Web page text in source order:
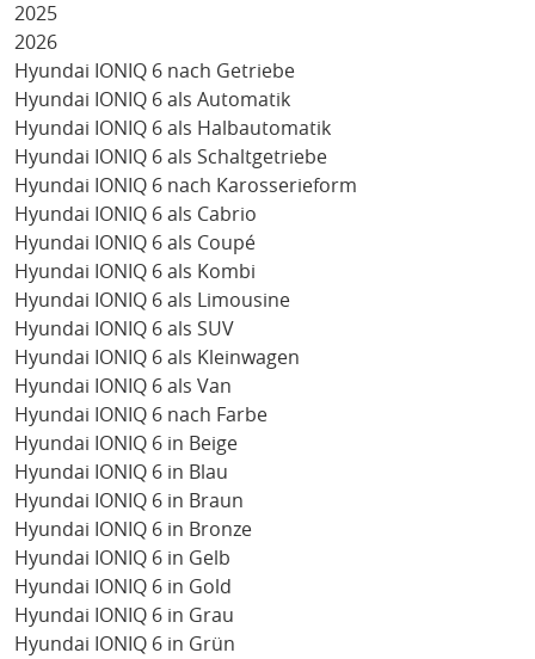
2025
2026
Hyundai IONIQ 6 nach Getriebe
Hyundai IONIQ 6 als Automatik
Hyundai IONIQ 6 als Halbautomatik
Hyundai IONIQ 6 als Schaltgetriebe
Hyundai IONIQ 6 nach Karosserieform
Hyundai IONIQ 6 als Cabrio
Hyundai IONIQ 6 als Coupé
Hyundai IONIQ 6 als Kombi
Hyundai IONIQ 6 als Limousine
Hyundai IONIQ 6 als SUV
Hyundai IONIQ 6 als Kleinwagen
Hyundai IONIQ 6 als Van
Hyundai IONIQ 6 nach Farbe
Hyundai IONIQ 6 in Beige
Hyundai IONIQ 6 in Blau
Hyundai IONIQ 6 in Braun
Hyundai IONIQ 6 in Bronze
Hyundai IONIQ 6 in Gelb
Hyundai IONIQ 6 in Gold
Hyundai IONIQ 6 in Grau
Hyundai IONIQ 6 in Grün